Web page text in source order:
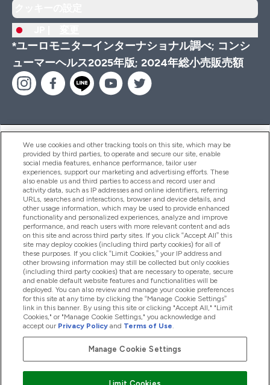
*ユーロモニターインターナショナル調べ; コンシ
ューマーヘルス2025年版; 2024年総小売販売額
ヘルプ＆ガイド
商品について
会社概要
特典＆ポイント
2026 The Hut.com Ltd
Pay with
We use cookies and other tracking tools on this site, which may be
provided by third parties, to operate and secure our site, enable
social media features, enhance performance, tailor user
experiences, support our marketing and advertising efforts. These
also enable us and third parties to access and record user and
activity data, such as IP addresses and online identifiers, referring
URLs, searches and interactions, browser and device details, and
other usage information, which may be used to provide enhanced
functionality and personalized experiences, analyze and improve
performance, and reach users with more relevant content and ads
on this site and across third party sites. If you click “Accept All” this
site may deploy cookies (including third party cookies) for all of
these purposes. If you click “Limit Cookies,” your IP address and
other browsing information may still be collected but only cookies
(including third party cookies) that are necessary to operate, secure
and enable default website features and functionalities will be
deployed. You can also review and manage your cookie preferences
for this site at any time by clicking the “Manage Cookie Settings”
link in this banner. By using this site or clicking "Accept All," "Limit
Cookies," or "Manage Cookie Settings," you acknowledge and
accept our Privacy Policy and Terms of Use.
Manage Cookie Settings